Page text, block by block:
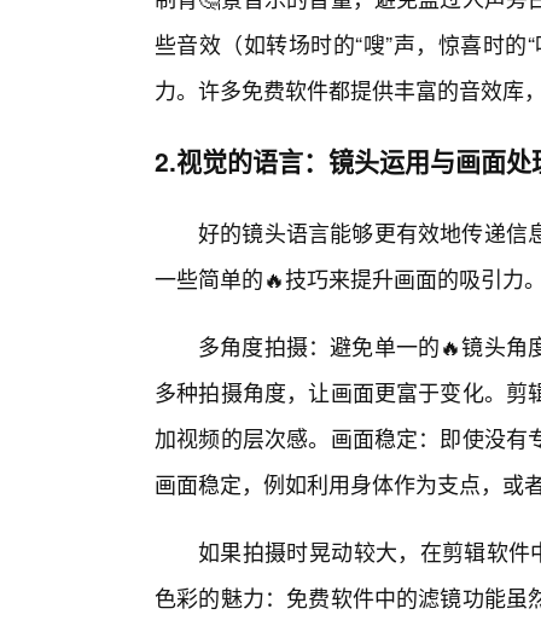
些音效（如转场时的“嗖”声，惊喜时
力。许多免费软件都提供丰富的音效库
2.视觉的语言：镜头运用与画面处
好的镜头语言能够更有效地传递信
一些简单的🔥技巧来提升画面的吸引力
多角度拍摄：避免单一的🔥镜头
多种拍摄角度，让画面更富于变化。
加视频的层次感。画面稳定：即使没
画面稳定，例如利用身体作为支点，或
如果拍摄时晃动较大，在剪辑软件
色彩的魅力：免费软件中的滤镜功能